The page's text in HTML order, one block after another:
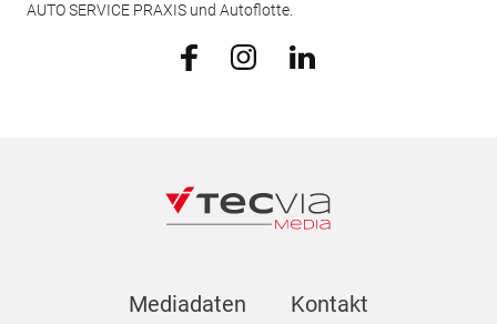
AUTO SERVICE PRAXIS und Autoflotte.
Mediadaten Kontakt